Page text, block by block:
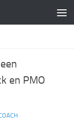
en PMO
·